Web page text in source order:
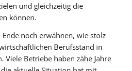
und gleichzeitig die
können.
Ende noch erwähnen, wie stolz
Berufsstand in
Viele Betriebe haben zähe Jahre